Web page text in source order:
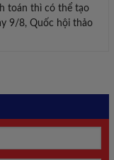
toán thì có thể tạo
9/8, Quốc hội thảo